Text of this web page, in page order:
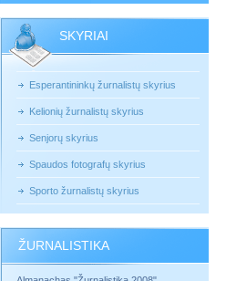
SKYRIAI
Esperantininkų žurnalistų skyrius
Kelionių žurnalistų skyrius
Senjorų skyrius
Spaudos fotografų skyrius
Sporto žurnalistų skyrius
ŽURNALISTIKA